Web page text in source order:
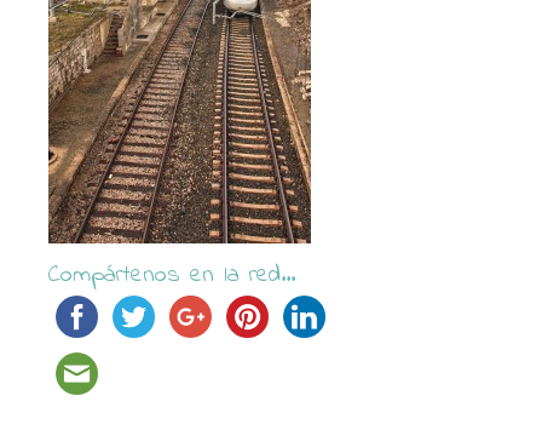
Compártenos en la red...